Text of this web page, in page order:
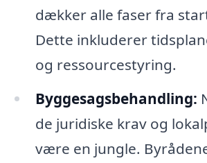
dækker alle faser fra
Dette inkluderer
og ressourcestyring.
Byggesagsbehandling:
de juridiske krav og
være en jungle.